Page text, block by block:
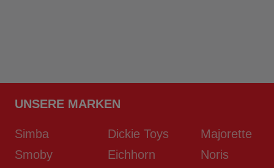
UNSERE MARKEN
Simba Dickie Toys
Majorette
Smoby
Eichhorn
Noris